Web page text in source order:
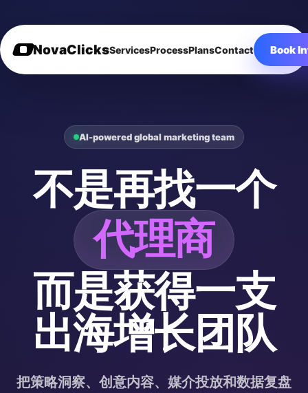
NovaClicksServicesProcessPlansContact Book
AI-powered global marketing team
不是再找一个
代理商
而是获得一支
出海增长团队
把策略洞察、创意内容、媒介投放和数据复盘